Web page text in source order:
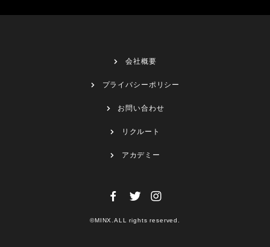
会社概要
プライバシーポリシー
お問い合わせ
リクルート
アカデミー
©MINX.ALL rights reserved.